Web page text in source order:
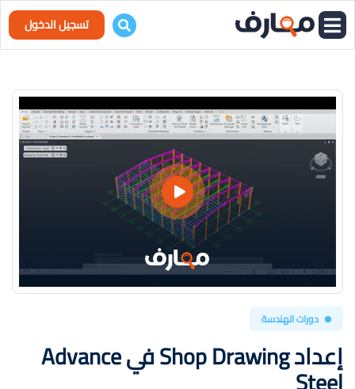
تسجيل الدخول
دورات الهندسة
إعداد Shop Drawing في Advance